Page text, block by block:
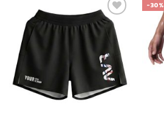
เก็บ
ใน
สินค้า
ที่ชอบ
-30%